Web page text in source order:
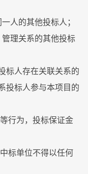
人的其他投标人；
管理关系的其他投标
标人存在关联关系的
投标人参与本项目的
行为，投标保证金
标单位不得以任何